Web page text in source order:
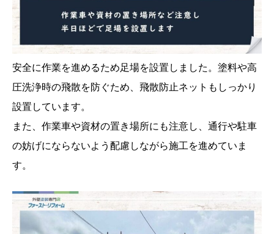
安全に作業を進めるため足場を設置しました。塗料や高
圧洗浄時の飛散を防ぐため、飛散防止ネットもしっかり
設置しています。
また、作業車や資材の置き場所にも注意し、通行や駐車
の妨げにならないよう配慮しながら施工を進めていま
す。